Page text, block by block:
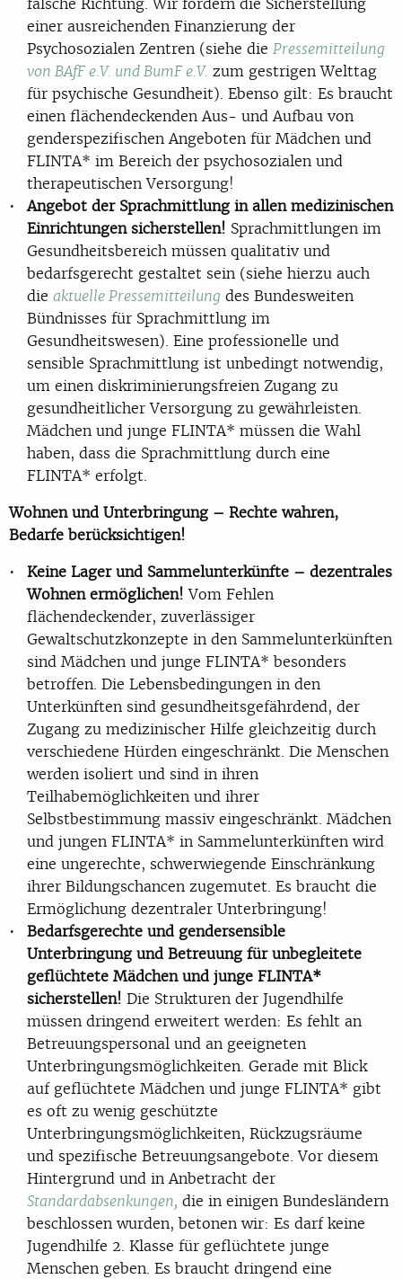
einer ausreichenden Finanzierung der
Psychosozialen Zentren (siehe die Pressemitteilung
von BAfF e.V. und BumF e.V. zum gestrigen Welttag
für psychische Gesundheit). Ebenso gilt: Es braucht
einen flächendeckenden Aus- und Aufbau von
genderspezifischen Angeboten für Mädchen und
FLINTA* im Bereich der psychosozialen und
therapeutischen Versorgung!
Angebot der Sprachmittlung in allen medizinischen
Einrichtungen sicherstellen! Sprachmittlungen im
Gesundheitsbereich müssen qualitativ und
bedarfsgerecht gestaltet sein (siehe hierzu auch
die aktuelle Pressemitteilung des Bundesweiten
Bündnisses für Sprachmittlung im
Gesundheitswesen). Eine professionelle und
sensible Sprachmittlung ist unbedingt notwendig,
um einen diskriminierungsfreien Zugang zu
gesundheitlicher Versorgung zu gewährleisten.
Mädchen und junge FLINTA* müssen die Wahl
haben, dass die Sprachmittlung durch eine
FLINTA* erfolgt.
Wohnen und Unterbringung – Rechte wahren,
Bedarfe berücksichtigen!
Keine Lager und Sammelunterkünfte – dezentrales
Wohnen ermöglichen! Vom Fehlen
flächendeckender, zuverlässiger
Gewaltschutzkonzepte in den Sammelunterkünften
sind Mädchen und junge FLINTA* besonders
betroffen. Die Lebensbedingungen in den
Unterkünften sind gesundheitsgefährdend, der
Zugang zu medizinischer Hilfe gleichzeitig durch
verschiedene Hürden eingeschränkt. Die Menschen
werden isoliert und sind in ihren
Teilhabemöglichkeiten und ihrer
Selbstbestimmung massiv eingeschränkt. Mädchen
und jungen FLINTA* in Sammelunterkünften wird
eine ungerechte, schwerwiegende Einschränkung
ihrer Bildungschancen zugemutet. Es braucht die
Ermöglichung dezentraler Unterbringung!
Bedarfsgerechte und gendersensible
Unterbringung und Betreuung für unbegleitete
geflüchtete Mädchen und junge FLINTA*
sicherstellen! Die Strukturen der Jugendhilfe
müssen dringend erweitert werden: Es fehlt an
Betreuungspersonal und an geeigneten
Unterbringungsmöglichkeiten. Gerade mit Blick
auf geflüchtete Mädchen und junge FLINTA* gibt
es oft zu wenig geschützte
Unterbringungsmöglichkeiten, Rückzugsräume
und spezifische Betreuungsangebote. Vor diesem
Hintergrund und in Anbetracht der
Standardabsenkungen, die in einigen Bundesländern
beschlossen wurden, betonen wir: Es darf keine
Jugendhilfe 2. Klasse für geflüchtete junge
Menschen geben. Es braucht dringend eine